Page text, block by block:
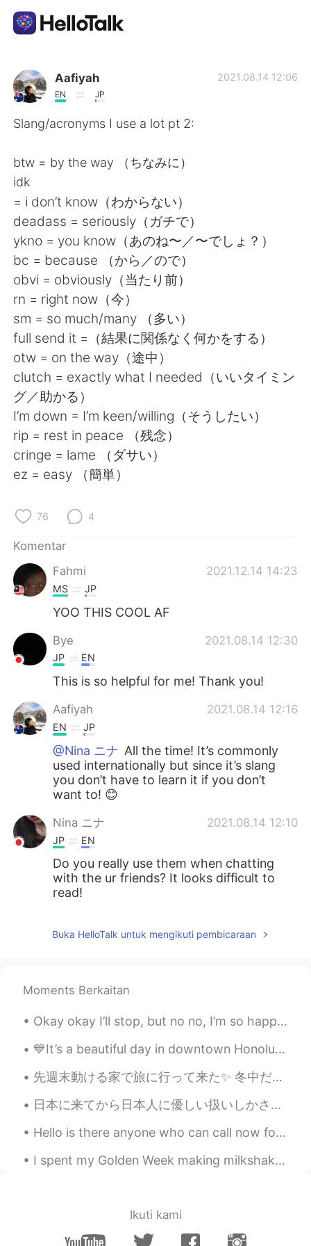
Aplikasi Pertukaran Bahasa
AI Grammar Checker
English 简体中文
繁體中文 Español
العربية Français
Deutsch 日本語
Русский
ไทย Italiano
Türkçe Tiếng Việt
Português
Aafiyah
EN JP
2021.08.14 12:06
Slang/acronyms I use a lot pt 2:
btw = by the way （ちなみに）
idk
= i don’t know（わからない）
deadass = seriously（ガチで）
ykno = you know（あのね〜／〜でしょ？）
bc = because （から／ので）
obvi = obviously（当たり前）
rn = right now（今）
sm = so much/many （多い）
full send it =（結果に関係なく何かをする）
otw = on the way（途中）
clutch = exactly what I needed（いいタイミン
グ／助かる）
I’m down = I’m keen/willing（そうしたい）
rip = rest in peace （残念）
cringe = lame （ダサい）
ez = easy （簡単）
76 4
Komentar
Fahmi
2021.12.14 14:23
MS JP
YOO THIS COOL AF
Bye 2021.08.14 12:30
JP EN
This is so helpful for me! Thank you!
Aafiyah 2021.08.14 12:16
EN JP
@Nina ニナ All the time! It’s commonly
used internationally but since it’s slang
you don’t have to learn it if you don’t
want to! 😊
Nina ニナ 2021.08.14 12:10
JP EN
Do you really use them when chatting
with the ur friends? It looks difficult to
read!
Buka HelloTalk untuk mengikuti pembicaraan
Moments Berkaitan
Okay okay I’ll stop, but no no, I’m so happy, okay hehe.. I’m heading home from work, have a wond...
💙It’s a beautiful day in downtown Honolulu! If you are planning to visit Hawaii and you have any ...
先週末動ける家で旅に行って来た✨ 冬中だけど泳げた😁めっちゃ寒かった笑 Last weekend I went on a trip in a home that could move! It ...
日本に来てから日本人に優しい扱いしかされたことないのに、余計な問題を起こそうとしてる外国人を見たら本当に心細い。日本にでは差別なんかない。どこにいっても差別する人とか、卑劣なことをする人がいる。...
Hello is there anyone who can call now for language exchange Send me a message plz Please help m...
I spent my Golden Week making milkshakes, watching rainbows along with reruns of me on Japanese T...
Ikuti kami